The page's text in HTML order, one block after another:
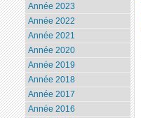
Année 2023
Année 2022
Année 2021
Année 2020
Année 2019
Année 2018
Année 2017
Année 2016